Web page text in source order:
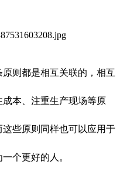
则都是相互关联的，相互
本、注重生产现场等原
些原则同样也可以应用于
个更好的人。